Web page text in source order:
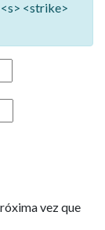
<strike>
vez que